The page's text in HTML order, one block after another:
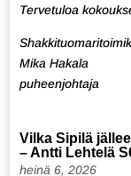
Tervetuloa
Mika Hakala
puheenjohtaja
Vilka Sipilä
– Antti Lehtelä
heinä 6, 2026